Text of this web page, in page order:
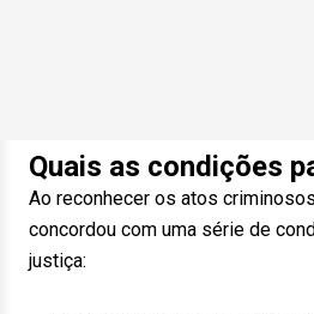
Quais as condições
Ao reconhecer os atos
concordou com uma série de
justiça: